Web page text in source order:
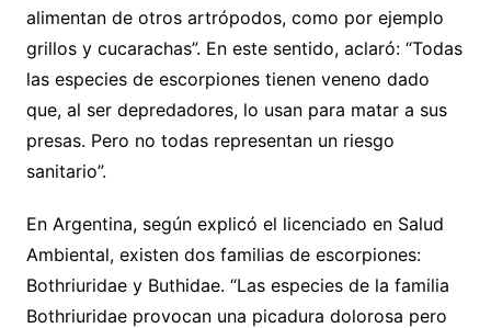
alimentan de otros artrópodos, como por ejemplo
grillos y cucarachas”. En este sentido, aclaró: “Todas
las especies de escorpiones tienen veneno dado
que, al ser depredadores, lo usan para matar a sus
presas. Pero no todas representan un riesgo
sanitario”.
En Argentina, según explicó el licenciado en Salud
Ambiental, existen dos familias de escorpiones:
Bothriuridae y Buthidae. “Las especies de la familia
Bothriuridae provocan una picadura dolorosa pero